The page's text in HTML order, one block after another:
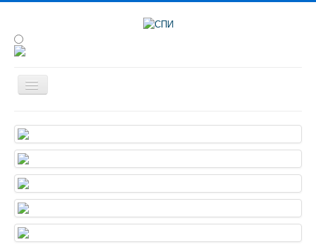
Сведения об образовательной
организации
Об институте
Студенту
Наука
Конференции